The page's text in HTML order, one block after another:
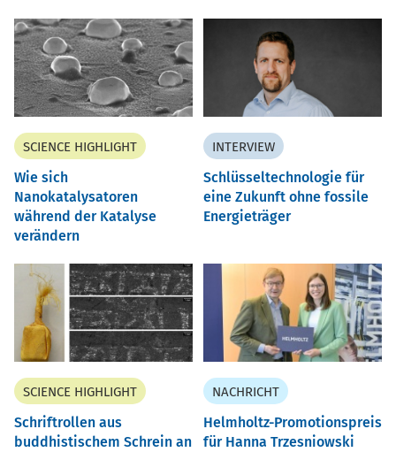
SCIENCE HIGHLIGHT
Wie sich
Nanokatalysatoren
während der Katalyse
verändern
INTERVIEW
Schlüsseltechnologie für
eine Zukunft ohne fossile
Energieträger
SCIENCE HIGHLIGHT
Schriftrollen aus
buddhistischem Schrein an
NACHRICHT
Helmholtz-Promotionspreis
für Hanna Trzesniowski